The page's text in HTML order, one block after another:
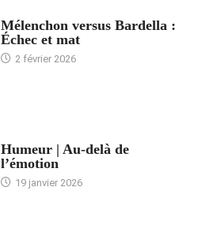
Mélenchon versus Bardella :
Échec et mat
2 février 2026
Humeur | Au-delà de
l’émotion
19 janvier 2026